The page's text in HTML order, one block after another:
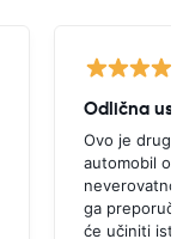
Odlična
Ovo je drugi
automobil
ga
će učiniti